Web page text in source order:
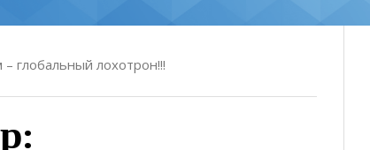
глобальный лохотрон!!!